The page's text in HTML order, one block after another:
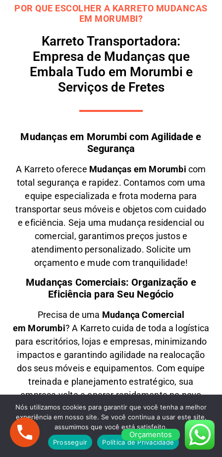
POR QUE ESCOLHER A KARRETO MUDANCAS
EM MORUMBI?
Karreto Transportadora:
Empresa de Mudanças que
Embala Tudo em Morumbi e
Serviços de Fretes
Mudanças em Morumbi com Agilidade e
Segurança
A Karretooferece Mudanças em Morumbi com
total segurança e rapidez. Contamos com uma
equipe especializada e frota moderna para
transportar seus móveis e objetos comcuidado
e eficiência. Seja uma mudança residencial ou
comercial , garantimos preços justos e
atendimento personalizado. Solicite um
orçamento e mude com tranquilidade!
Mudanças Comerciais: Organização e
Eficiência para Seu Negócio
Precisa de uma Mudança Comercial
em Morumbi? A Karretocuida de toda a logística
para escritórios, lojas e empresas, minimizando
impactos e garantindo agilidade na realocação
dos seus móveis e equipamentos. Com equipe
treinada e planejamento estratégico, sua
empresavolta a operar rapidamenteno novo
endereço.
Fretes em Morumbi: Transporte Rápido e
EconômicoOrçamentos
Nós utilizamos cookies para garantir que você tenha a melhor
experiência em nosso site. Se você continua a usar este site,
assumimos que você está satisfeito.
Prosseguir
Política de Privacidade